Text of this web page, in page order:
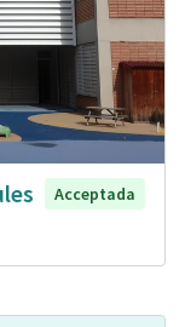
Acceptada